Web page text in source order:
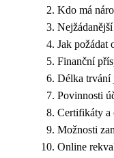
Kdo má
Jak požádat
Finanční
Délka trvání
Povinnosti
Certifikáty a
Možnosti
Online